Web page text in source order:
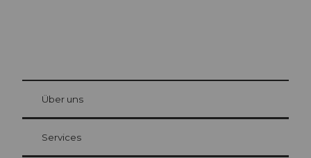
Gästekarte Luzern
Ihre Vorteile als Übernachtungsgast
at Bre
Über uns
Services